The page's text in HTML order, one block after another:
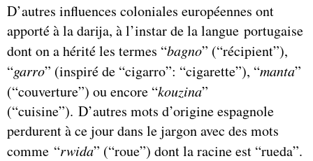
D’autres influences coloniales européennes ont
apporté à la darija, à l’instar de la langue portugaise
dont on a hérité les termes “bagno” (“récipient”),
“garro” (inspiré de “cigarro”: “cigarette”), “manta”
(“couverture”) ou encore “kouzina”
(“cuisine”). D’autres mots d’origine espagnole
perdurent à ce jour dans le jargon avec des mots
comme “rwida” (“roue”) dont la racine est “rueda”.